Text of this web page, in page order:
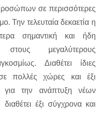
σε περισσότερες
Την τελευταία δεκαετία η
σημαντική και ήδη
στους μεγαλύτερους
Διαθέτει ίδιες
πολλές χώρες και έξι
για την ανάπτυξη νέων
έξι σύγχρονα και